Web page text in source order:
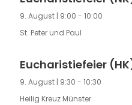
9. August | 9:00 - 10:00
St. Peter und Paul
Eucharistiefeier
9. August | 9:30 - 10:30
Heilig Kreuz Münster